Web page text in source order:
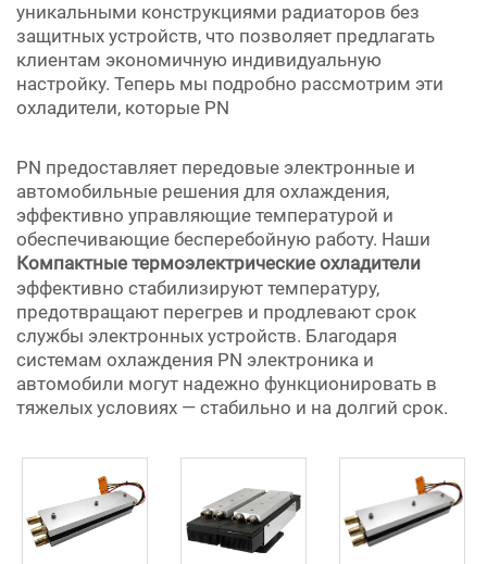
уникальными конструкциями радиаторов без
защитных устройств, что позволяет предлагать
клиентам экономичную индивидуальную
настройку. Теперь мы подробно рассмотрим эти
охладители, которые PN
PN предоставляет передовые электронные и
автомобильные решения для охлаждения,
эффективно управляющие температурой и
обеспечивающие бесперебойную работу. Наши
Компактные термоэлектрические охладители
эффективно стабилизируют температуру,
предотвращают перегрев и продлевают срок
службы электронных устройств. Благодаря
системам охлаждения PN электроника и
автомобили могут надежно функционировать в
тяжелых условиях — стабильно и на долгий срок.